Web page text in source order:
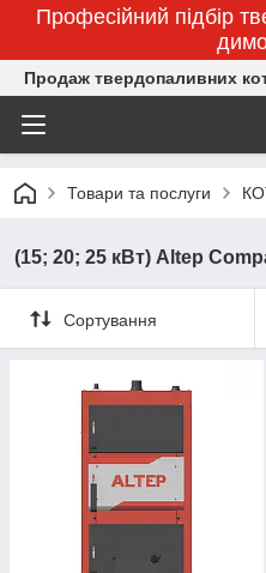
Професійний підбір
Продаж твердопаливних
Товари та послуги
(15; 20; 25 кВт) Altep
Сортування